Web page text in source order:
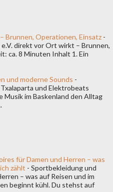
Brunnen, Operationen, Einsatz -
direkt vor Ort wirkt – Brunnen,
ca. 8 Minuten Inhalt 1. Ein
und moderne Sounds -
und Elektrobeats
Musik im Baskenland den Alltag
für Damen und Herren – was
zählt - Sportbekleidung und
– was auf Reisen und im
beginnt kühl. Du stehst auf